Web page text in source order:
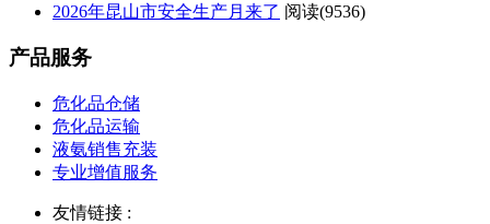
2026年昆山市安全生产月来了 阅读(9536)
产品服务
危化品仓储
危化品运输
液氨销售充装
专业增值服务
友情链接 :